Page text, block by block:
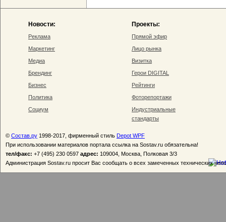
Новости:
Реклама
Маркетинг
Медиа
Брендинг
Бизнес
Политика
Социум
Проекты:
Прямой эфир
Лицо рынка
Визитка
Герои DIGITAL
Рейтинги
Фоторепортажи
Индустриальные
стандарты
© Состав.ру 1998-2017, фирменный стиль Depot WPF
При использовании материалов портала ссылка на Sostav.ru обязательна!
тел/факс: +7 (495) 230 0597 адрес: 109004, Москва, Полковая 3/3
Администрация Sostav.ru просит Вас сообщать о всех замеченных технических